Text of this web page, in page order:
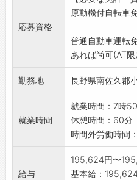
*採用時に、長
※業務変更の範囲:
応募資格
原動機付自転車
普通自動車運転
あれば尚可(AT
勤務地 長野県南佐久郡
就業時間
就業時間：7時
休憩時間：60分
時間外労働時間
給与
195,624円〜
基本給：